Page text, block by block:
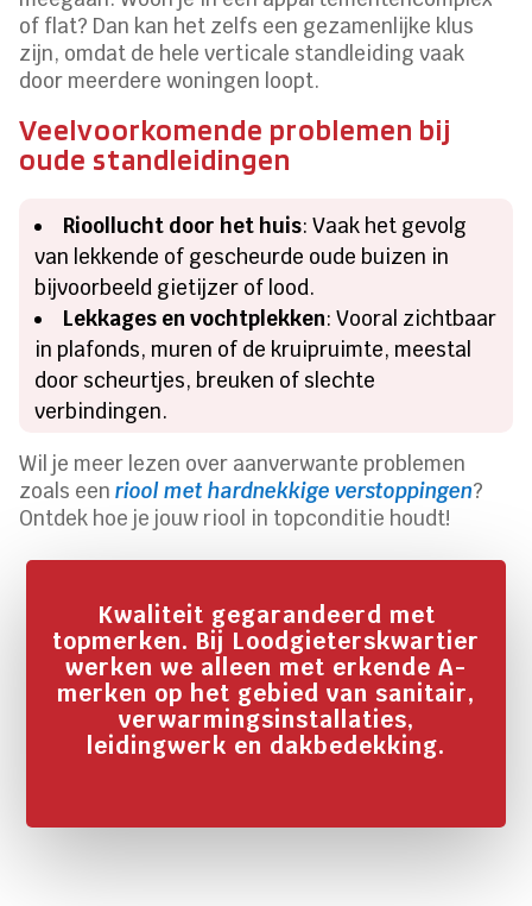
of flat? Dan kan het zelfs een gezamenlijke klus
zijn, omdat de hele verticale standleiding vaak
door meerdere woningen loopt.
Veelvoorkomende problemen bij
oude standleidingen
Rioollucht door het huis: Vaak het gevolg
van lekkende of gescheurde oude buizen in
bijvoorbeeld gietijzer of lood.
Lekkages en vochtplekken: Vooral zichtbaar
in plafonds, muren of de kruipruimte, meestal
door scheurtjes, breuken of slechte
verbindingen.
Wil je meer lezen over aanverwante problemen
zoals eenriool met hardnekkige verstoppingen?
Ontdek hoe je jouw riool in topconditie houdt!
Kwaliteit gegarandeerd met
topmerken. Bij Loodgieterskwartier
werken we alleen met erkende A-
merken op het gebied van sanitair,
verwarmingsinstallaties,
leidingwerk en dakbedekking.